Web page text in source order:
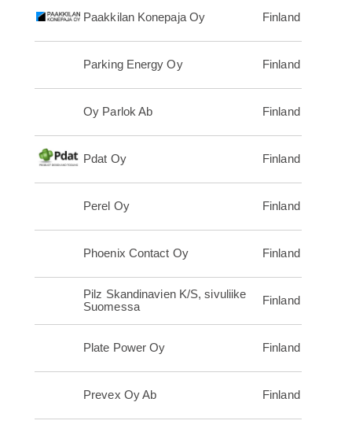
Paakkilan Konepaja Oy Finland
Parking Energy Oy Finland
Oy Parlok Ab Finland
Pdat Oy Finland
Perel Oy Finland
Phoenix Contact Oy Finland
Pilz Skandinavien K/S, sivuliike
Suomessa
Finland
Plate Power Oy Finland
Prevex Oy Ab Finland